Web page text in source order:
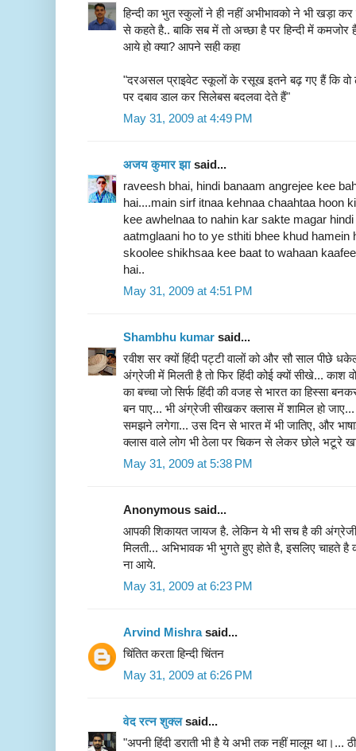
हिन्दी का भुत स्कुलों ने ही नहीं अभीभावको ने भी खड़ा
से कहते है.. बाकि सब में तो अच्छा है पर हिन्दी में कमजोर
आये हो क्या? आपने सही कहा
"दरअसल प्राइवेट स्कूलों के रसूख इतने बढ़ गए हैं कि वो
पर दबाव डाल कर सिलेबस बदलवा देते हैं"
May 31, 2009 at 4:49 PM
अजय कुमार झाsaid...
raveesh bhai, hindi banaam angrejee kee
hai....main sirf itnaa kehnaa chaahtaa hoon
kee awhelnaa to nahin kar sakte magar
aatmglaani ho to ye sthiti bhee khud hamein
skoolee shikhsaa kee baat to wahaan
hai..
May 31, 2009 at 4:51 PM
Shambhu kumar said...
रवीश सर क्यों हिंदी पट्टी वालों को और सौ साल पीछे
अंग्रेजी में मिलती है तो फिर हिंदी कोई क्यों सीखे... काश
का बच्चा जो सिर्फ हिंदी की वजह से भारत का हिस्सा
बन पाए... भी अंग्रेजी सीखकर क्लास में शामिल हो
समझने लगेगा... उस दिन से भारत में भी जातिए, और
क्लास वाले लोग भी ठेला पर चिकन से लेकर छोले भटूरे
May 31, 2009 at 5:38 PM
Anonymous said...
आपकी शिकायत जायज है. लेकिन ये भी सच है की अंग्रेजी
मिलती... अभिभावक भी भुगते हुए होते है, इसलिए चाहते है
ना आये.
May 31, 2009 at 6:23 PM
Arvind Mishrasaid...
चिंतित करता हिन्दी चिंतन
May 31, 2009 at 6:26 PM
वेद रत्न शुक्लsaid...
"अपनी हिंदी डराती भी है ये अभी तक नहीं मालूम था।...